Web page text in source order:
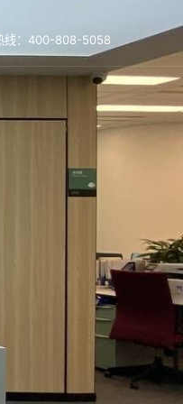
线：400-808-5058